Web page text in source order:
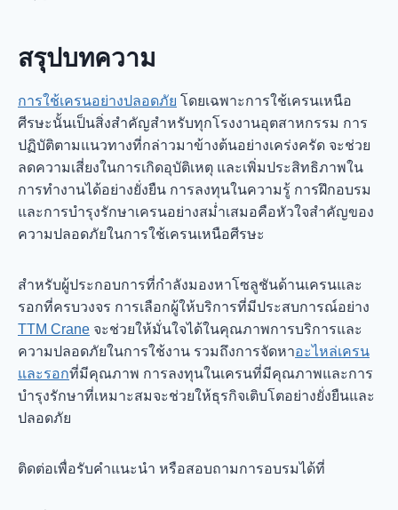
สรุปบทความ
การใช้เครนอย่างปลอดภัย โดยเฉพาะการใช้เครนเหนือ
ศีรษะนั้นเป็นสิ่งสำคัญสำหรับทุกโรงงานอุตสาหกรรม การ
ปฏิบัติตามแนวทางที่กล่าวมาข้างต้นอย่างเคร่งครัด จะช่วย
ลดความเสี่ยงในการเกิดอุบัติเหตุ และเพิ่มประสิทธิภาพใน
การทำงานได้อย่างยั่งยืน การลงทุนในความรู้ การฝึกอบรม
และการบำรุงรักษาเครนอย่างสม่ำเสมอคือหัวใจสำคัญของ
ความปลอดภัยในการใช้เครนเหนือศีรษะ
สำหรับผู้ประกอบการที่กำลังมองหาโซลูชันด้านเครนและ
รอกที่ครบวงจร การเลือกผู้ให้บริการที่มีประสบการณ์อย่าง
TTM Crane จะช่วยให้มั่นใจได้ในคุณภาพการบริการและ
ความปลอดภัยในการใช้งาน รวมถึงการจัดหาอะไหล่เครน
และรอกที่มีคุณภาพ การลงทุนในเครนที่มีคุณภาพและการ
บำรุงรักษาที่เหมาะสมจะช่วยให้ธุรกิจเติบโตอย่างยั่งยืนและ
ปลอดภัย
ติดต่อเพื่อรับคำแนะนำ หรือสอบถามการอบรมได้ที่